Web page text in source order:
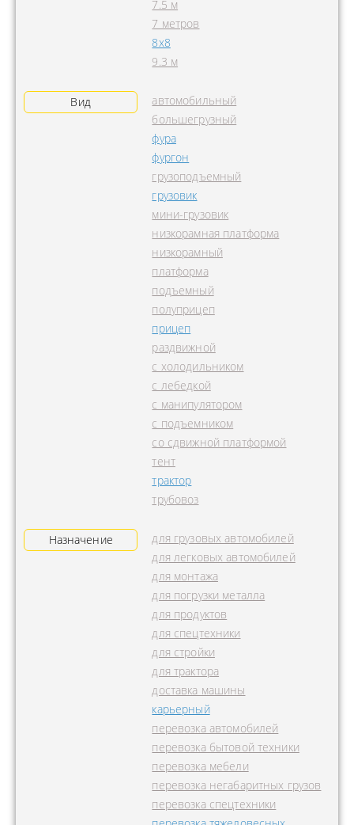
7.5 м
7 метров
8х8
9.3 м
Вид
автомобильный
большегрузный
фура
фургон
грузоподъемный
грузовик
мини-грузовик
низкорамная платформа
низкорамный
платформа
подъемный
полуприцеп
прицеп
раздвижной
с холодильником
с лебедкой
с манипулятором
с подъемником
со сдвижной платформой
тент
трактор
трубовоз
Назначение
для грузовых автомобилей
для легковых автомобилей
для монтажа
для погрузки металла
для продуктов
для спецтехники
для стройки
для трактора
доставка машины
карьерный
перевозка автомобилей
перевозка бытовой техники
перевозка мебели
перевозка негабаритных грузов
перевозка спецтехники